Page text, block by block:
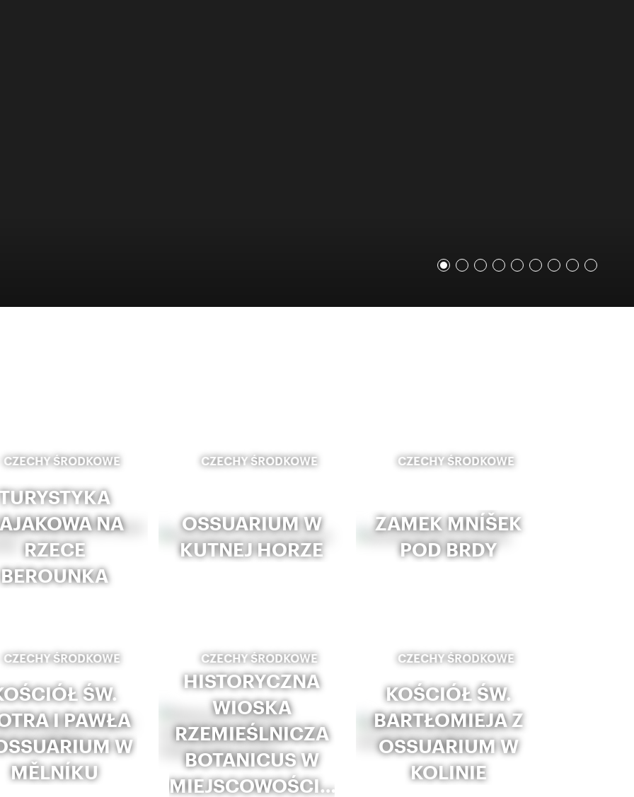
CZECHY ŚRODKOWE
TURYSTYKA
NA
RZECE
BEROUNKA
CZECHY ŚRODKOWE
OSSUARIUM W
KUTNEJ HORZE
CZECHY ŚRODKOWE
ZAMEK MNÍŠEK
POD BRDY
CZECHY ŚRODKOWE
ŚW.
I PAWŁA
W
MĚLNÍKU
CZECHY ŚRODKOWE
HISTORYCZNA
WIOSKA
RZEMIEŚLNICZA
BOTANICUS W
MIEJSCOWOŚCI…
CZECHY ŚRODKOWE
KOŚCIÓŁ ŚW.
BARTŁOMIEJA Z
OSSUARIUM W
KOLINIE